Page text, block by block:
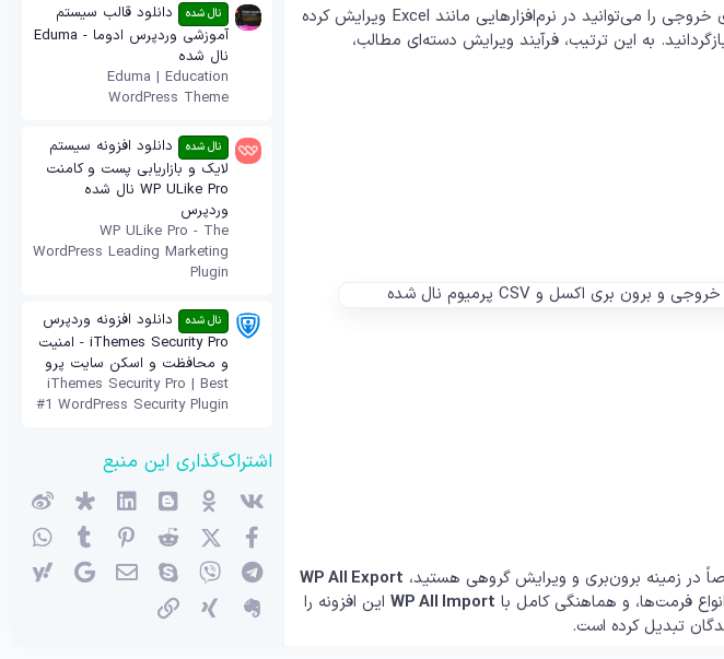
این افزونه نه تنها برای خروجی‌گیری استفاده می‌شود، بلکه داده‌های خروجی را می‌توانید در نرم‌افزارهایی مانند Excel ویرایش کرده
به این ترتیب، فرآیند ویرایش دسته‌ای مطالب،
در زمینه برون‌بری و ویرایش گروهی هستید، WP All Export
فرمت‌ها، و هماهنگی کامل با WP All Import این افزونه را
تبدیل کرده است.
نال شده
دانلود قالب سیستم
آموزشی وردپرس ادوما - Eduma
نال شده
Eduma | Education
WordPress Theme
نال شده
دانلود افزونه سیستم
لایک و بازاریابی پست و کامنت
WP ULike Pro نال شده
وردپرس
WP ULike Pro - The
WordPress Leading Marketing
Plugin
نال شده
دانلود افزونه وردپرس
iThemes Security Pro - امنیت
و محافظت و اسکن سایت پرو
iThemes Security Pro | Best
#1 WordPress Security Plugin
اشتراک‌گذاری این منبع
وی‌کی اوکی (OK) بلاگر لینکدین دیاسپورا
فیسبوک
X (توئیتر) ردیت پینترست Tumblr
تلگرام
وایبر اسکایپ ایمیل گوگل
اِورنُت
زینگ